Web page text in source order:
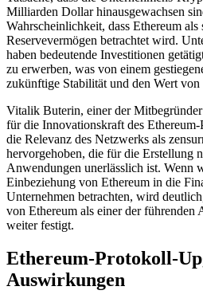
Milliarden Dollar hinausgewachsen
Wahrscheinlichkeit, dass Ethereum als
Reservevermögen betrachtet wird.
haben bedeutende Investitionen
zu erwerben, was von einem
zukünftige Stabilität und den Wert von
Vitalik Buterin, einer der
für die Innovationskraft des
die Relevanz des Netzwerks als
hervorgehoben, die für die Erstellung
Anwendungen unerlässlich ist. Wenn
Einbeziehung von Ethereum in die
Unternehmen betrachten, wird
von Ethereum als einer der
weiter festigt.
Ethereum-Protokoll-
Auswirkungen